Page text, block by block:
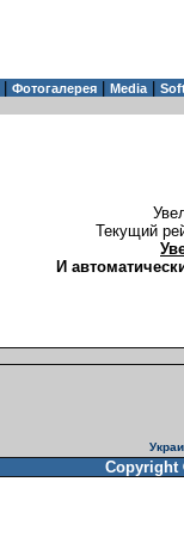
Фотогалерея Media|
Текущий
И
Copyright